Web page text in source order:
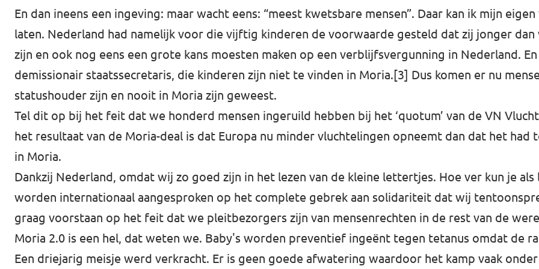
En dan ineens een ingeving: maar wacht eens: “meest kwetsbare mensen”. Daar kan ik mijn
laten. Nederland had namelijk voor die vijftig kinderen de voorwaarde gesteld dat zij jonger
zijn en ook nog eens een grote kans moesten maken op een verblijfsvergunning in Nederland.
demissionair staatssecretaris, die kinderen zijn niet te vinden in Moria.[3] Dus komen er nu
statushouder zijn en nooit in Moria zijn geweest.
Tel dit op bij het feit dat we honderd mensen ingeruild hebben bij het ‘quotum’ van de VN
het resultaat van de Moria-deal is dat Europa nu minder vluchtelingen opneemt dan dat het had
in Moria.
Dankzij Nederland, omdat wij zo goed zijn in het lezen van de kleine lettertjes. Hoe ver kun je als
worden internationaal aangesproken op het complete gebrek aan solidariteit dat wij
graag voorstaan op het feit dat we pleitbezorgers zijn van mensenrechten in de rest van de
Moria 2.0 is een hel, dat weten we. Baby's worden preventief ingeënt tegen tetanus omdat de
Een driejarig meisje werd verkracht. Er is geen goede afwatering waardoor het kamp vaak